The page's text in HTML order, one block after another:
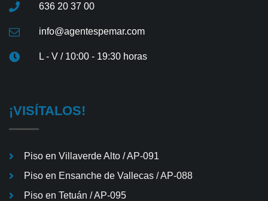
636 20 37 00
info@agentespemar.com
L - V / 10:00 - 19:30 horas
¡VISÍTALOS!
Piso en Villaverde Alto / AP-091
Piso en Ensanche de Vallecas / AP-088
Piso en Tetuán / AP-095